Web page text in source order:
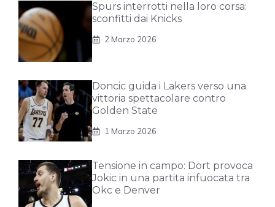
Spurs interrotti nella loro corsa:
sconfitti dai Knicks
2 Marzo 2026
Doncic guida i Lakers verso una
vittoria spettacolare contro
Golden State
1 Marzo 2026
Tensione in campo: Dort provoca
Jokic in una partita infuocata tra
Okc e Denver